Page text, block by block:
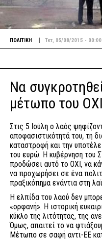
ΠΟΛΙΤΙΚΗ Τετ, 05/08/2015 - 00:00
Να
μέτωπο του ΟΧΙ
Στις 5 Ιούλη ο λαός
αποφασιστικότητά του, τη
καταστροφή και την
του ευρώ. Η κυβέρνηση του
προδώσει αυτό το ΟΧΙ, να
να προχωρήσει σε ένα
πραξικόπημα ενάντια στη
Η ελπίδα του λαού δεν
«ορφανή». Η ιστορική
κύκλο της λιτότητας, της
Όμως, απαιτεί το να
Μέτωπο σε σαφή αντι-ΕΕ